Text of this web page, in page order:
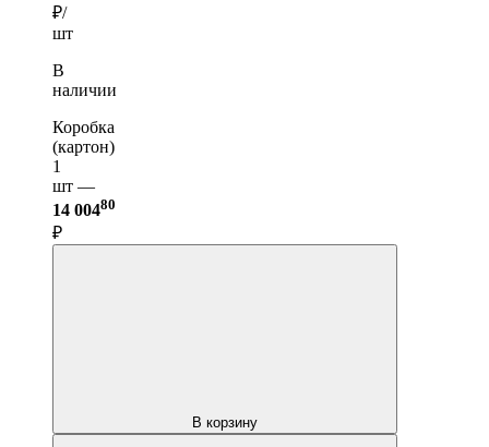
₽/
шт
В
наличии
Коробка
(картон)
1
шт —
14 00480
₽
В корзину